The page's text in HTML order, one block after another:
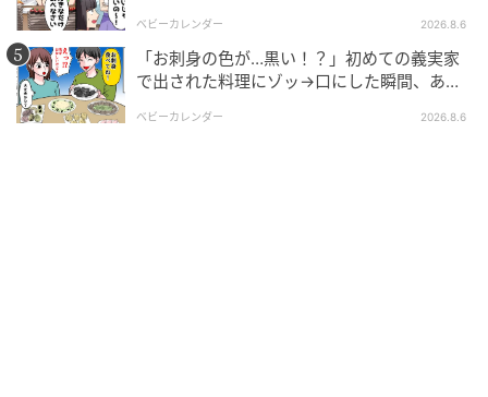
夫に食べられないよう、箱には娘の名前と「パパは食
べないで！」というメッセージを添えて、冷蔵庫の奥
に隠しておきました。
しかし、おやつの時間に冷蔵庫を開けると、箱が見当
ベビーカレンダー 2026.8.6
「お刺身の色が…黒い！？」初めての義実家
で出された料理にゾッ→口にした瞬間、あ
ベビーカレンダー 2026.8.6